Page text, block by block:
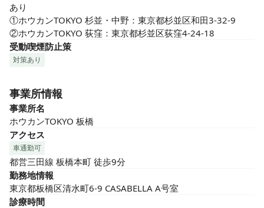
あり
①ホウカンTOKYO 杉並・中野：東京都杉並区和田3-32-9
②ホウカンTOKYO 荻窪：東京都杉並区荻窪4-24-18
受動喫煙防止策
対策あり
事業所情報
事業所名
ホウカンTOKYO 板橋
アクセス
車通勤可
都営三田線 板橋本町 徒歩9分
勤務地情報
東京都板橋区清水町6-9 CASABELLA A号室
診療時間